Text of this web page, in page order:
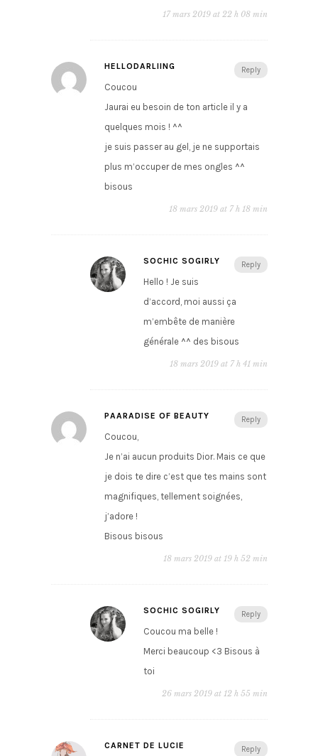
17 mars 2019 at 22 h 08 min
Reply
HELLODARLIING
Coucou
Jaurai eu besoin de ton article il y a
quelques mois ! ^^
je suis passer au gel, je ne supportais
plus m’occuper de mes ongles ^^
bisous
18 mars 2019 at 7 h 18 min
Reply
SOCHIC SOGIRLY
Hello ! Je suis
d’accord, moi aussi ça
m’embête de manière
générale ^^ des bisous
18 mars 2019 at 7 h 41 min
Reply
PAARADISE OF BEAUTY
Coucou,
Je n’ai aucun produits Dior. Mais ce que
je dois te dire c’est que tes mains sont
magnifiques, tellement soignées,
j’adore !
Bisous bisous
18 mars 2019 at 19 h 52 min
Reply
SOCHIC SOGIRLY
Coucou ma belle !
Merci beaucoup <3 Bisous à
toi
26 mars 2019 at 12 h 55 min
Reply
CARNET DE LUCIE